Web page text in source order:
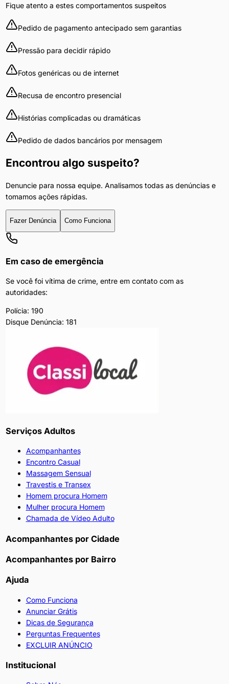
Fique atento a estes comportamentos suspeitos
Pedido de pagamento antecipado sem garantias
Pressão para decidir rápido
Fotos genéricas ou de internet
Recusa de encontro presencial
Histórias complicadas ou dramáticas
Pedido de dados bancários por mensagem
Encontrou algo suspeito?
Denuncie para nossa equipe. Analisamos todas as denúncias e
tomamos ações rápidas.
Fazer Denúncia Como Funciona
Em caso de emergência
Se você foi vítima de crime, entre em contato com as
autoridades:
Polícia: 190
Disque Denúncia: 181
Serviços Adultos
Acompanhantes
Encontro Casual
Massagem Sensual
Travestis e Transex
Homem procura Homem
Mulher procura Homem
Chamada de Vídeo Adulto
Acompanhantes por Cidade
Acompanhantes por Bairro
Ajuda
Como Funciona
Anunciar Grátis
Dicas de Segurança
Perguntas Frequentes
EXCLUIR ANÚNCIO
Institucional